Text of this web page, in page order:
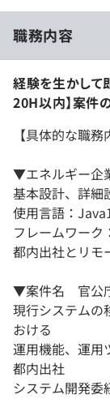
職務内容
経験を生かして
20H以内】案件
【具体的な職務
▼エネルギー企
基本設計、詳細
使用言語：
フレームワー
都内出社とリモ
▼案件名 官公
現行システムの
おける
運用機能、運用
都内出社
システム開発